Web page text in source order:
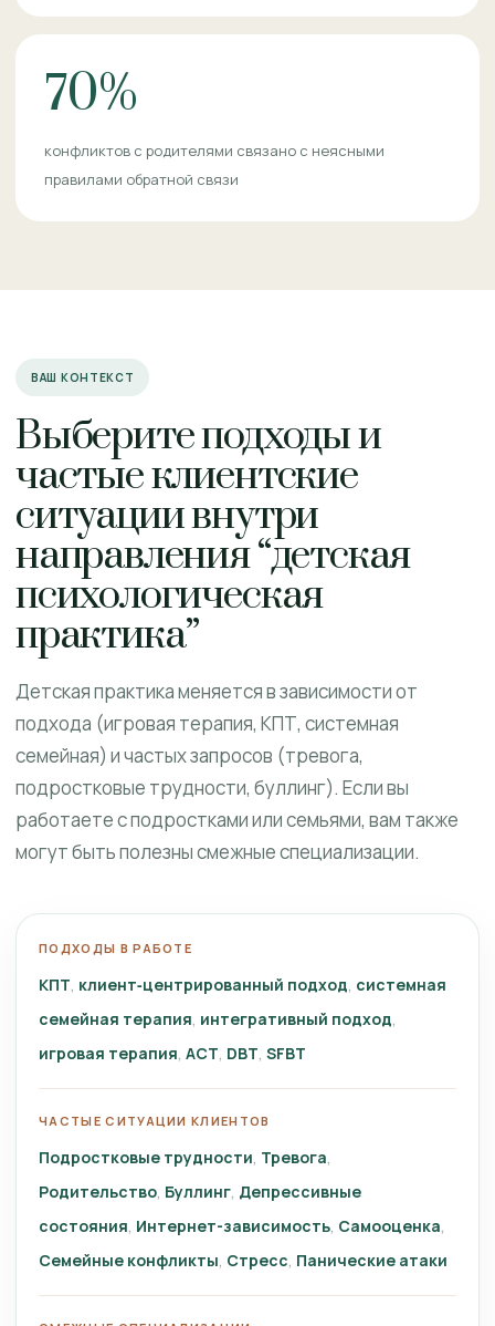
70%
конфликтов с родителями связано с неясными
правилами обратной связи
ВАШ КОНТЕКСТ
Выберите подходы и
частые клиентские
ситуации внутри
направления “детская
психологическая
практика”
Детская практика меняется в зависимости от
подхода (игровая терапия, КПТ, системная
семейная) и частых запросов (тревога,
подростковые трудности, буллинг). Если вы
работаете с подростками или семьями, вам также
могут быть полезны смежные специализации.
ПОДХОДЫ В РАБОТЕ
КПТ клиент‑центрированный подход системная
семейная терапия интегративный подход
игровая терапия ACT DBT SFBT
ЧАСТЫЕ СИТУАЦИИ КЛИЕНТОВ
Подростковые трудности Тревога
Родительство Буллинг Депрессивные
состояния Интернет-зависимость Самооценка
Семейные конфликты Стресс Панические атаки